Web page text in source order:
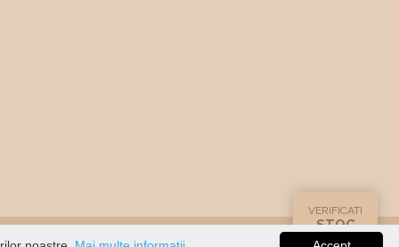
VERIFICATI
STOC